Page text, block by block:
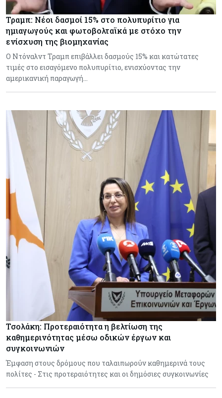
Τραμπ: Νέοι δασμοί 15% στο πολυπυρίτιο για
ημιαγωγούς και φωτοβολταϊκά με στόχο την
ενίσχυση της βιομηχανίας
Ο Ντόναλντ Τραμπ επιβάλλει δασμούς 15% και κατώτατες
τιμές στο εισαγόμενο πολυπυρίτιο, ενισχύοντας την
αμερικανική παραγωγή…
Τσολάκη: Προτεραιότητα η βελτίωση της
καθημερινότητας μέσω οδικών έργων και
συγκοινωνιών
Έμφαση στους δρόμους που ταλαιπωρούν καθημερινά τους
πολίτες - Στις προτεραιότητες και οι δημόσιες συγκοινωνίες